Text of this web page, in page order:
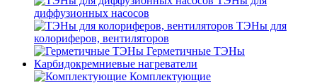
диффузионных насосов
ТЭНы для
колориферов, вентиляторов
Герметичные ТЭНы
Карбидокремниевые нагреватели
Комплектующие